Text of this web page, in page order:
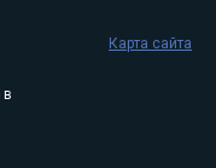
в
Карта сайта